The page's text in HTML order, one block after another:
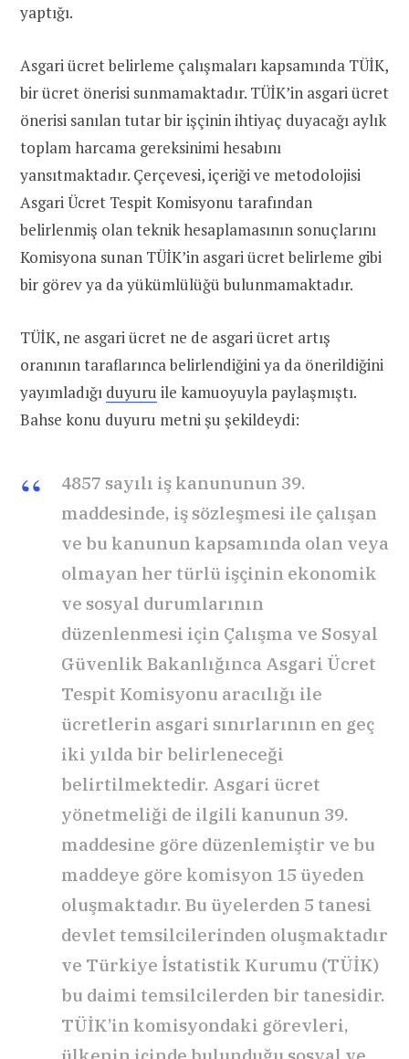
yaptığı.
Asgari ücret belirleme çalışmaları kapsamında TÜİK,
bir ücret önerisi sunmamaktadır. TÜİK’in asgari ücret
önerisi sanılan tutar bir işçinin ihtiyaç duyacağı aylık
toplam harcama gereksinimi hesabını
yansıtmaktadır. Çerçevesi, içeriği ve metodolojisi
Asgari Ücret Tespit Komisyonu tarafından
belirlenmiş olan teknik hesaplamasının sonuçlarını
Komisyona sunan TÜİK’in asgari ücret belirleme gibi
bir görev ya da yükümlülüğü bulunmamaktadır.
TÜİK, ne asgari ücret ne de asgari ücret artış
oranının taraflarınca belirlendiğini ya da önerildiğini
yayımladığı duyuru ile kamuoyuyla paylaşmıştı.
Bahse konu duyuru metni şu şekildeydi:
4857 sayılı iş kanununun 39.
maddesinde, iş sözleşmesi ile çalışan
ve bu kanunun kapsamında olan veya
olmayan her türlü işçinin ekonomik
ve sosyal durumlarının
düzenlenmesi için Çalışma ve Sosyal
Güvenlik Bakanlığınca Asgari Ücret
Tespit Komisyonu aracılığı ile
ücretlerin asgari sınırlarının en geç
iki yılda bir belirleneceği
belirtilmektedir. Asgari ücret
yönetmeliği de ilgili kanunun 39.
maddesine göre düzenlemiştir ve bu
maddeye göre komisyon 15 üyeden
oluşmaktadır. Bu üyelerden 5 tanesi
devlet temsilcilerinden oluşmaktadır
ve Türkiye İstatistik Kurumu (TÜİK)
bu daimi temsilcilerden bir tanesidir.
TÜİK’in komisyondaki görevleri,